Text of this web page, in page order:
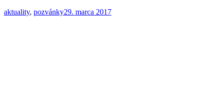
aktuality, pozvánky29. marca 2017